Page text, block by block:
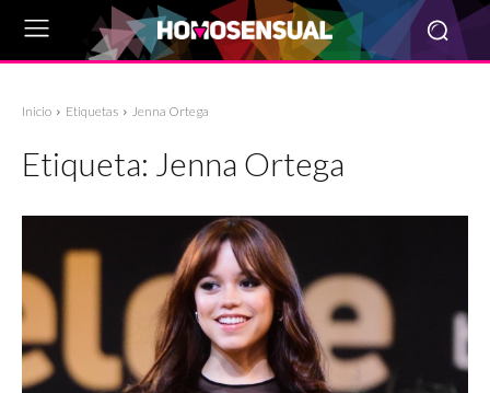
Inicio Etiquetas Jenna Ortega
Etiqueta: Jenna Ortega